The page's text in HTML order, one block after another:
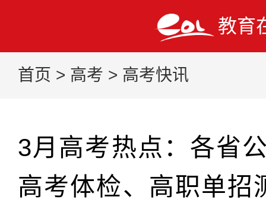
教育
首页 > 高考 > 高考快讯
3月高考热点：各省
高考体检、高职单招